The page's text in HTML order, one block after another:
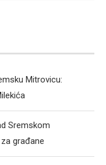
Mitrovicu:
Sremskom
građane